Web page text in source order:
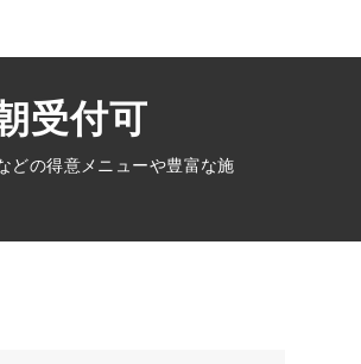
受付可
どの得意メニューや豊富な施